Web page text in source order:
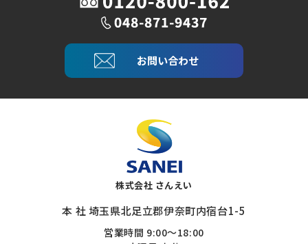
お問い合わせ
株式会社 さんえい
本 社 埼玉県北足立郡伊奈町内宿台1-5
営業時間 9:00～18:00